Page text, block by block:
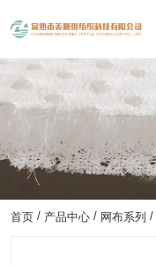
首页 / 产品中心 / 网布系列 /